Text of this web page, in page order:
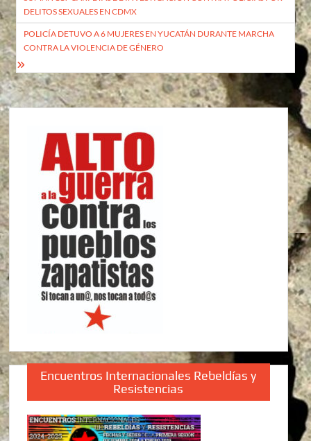
de
entradas
DELITOS SEXUALES EN CDMX
POLICÍA DETUVO A 6 MUJERES EN YUCATÁN DURANTE MARCHA
CONTRA LA VIOLENCIA DE GÉNERO
Encuentros Internacionales Rebeldías y
Resistencias